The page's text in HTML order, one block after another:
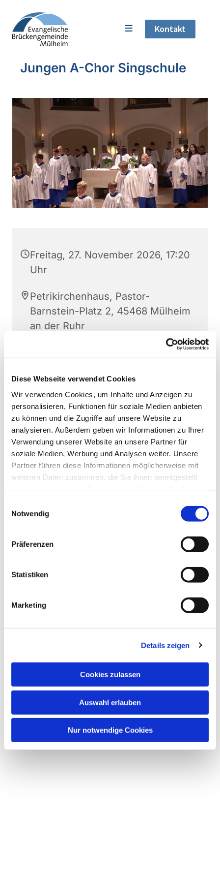
Diese Webseite verwendet Cookies
Wir verwenden Cookies, um Inhalte und Anzeigen zu
personalisieren, Funktionen für soziale Medien anbieten
zu können und die Zugriffe auf unsere Website zu
analysieren. Außerdem geben wir Informationen zu Ihrer
Verwendung unserer Website an unsere Partner für
soziale Medien, Werbung und Analysen weiter. Unsere
Partner führen diese Informationen möglicherweise mit
weiteren Daten zusammen, die Sie ihnen bereitgestellt
Notwendig
Präferenzen
Statistiken
Marketing
Details zeigen
Cookies zulassen
Auswahl erlauben
Nur notwendige Cookies
Kontakt
Jungen A-Chor Singschule
Freitag, 27. November 2026, 17:20
Uhr
Petrikirchenhaus, Pastor-
Barnstein-Platz 2, 45468 Mülheim
an der Ruhr
Dies könnte Sie auch